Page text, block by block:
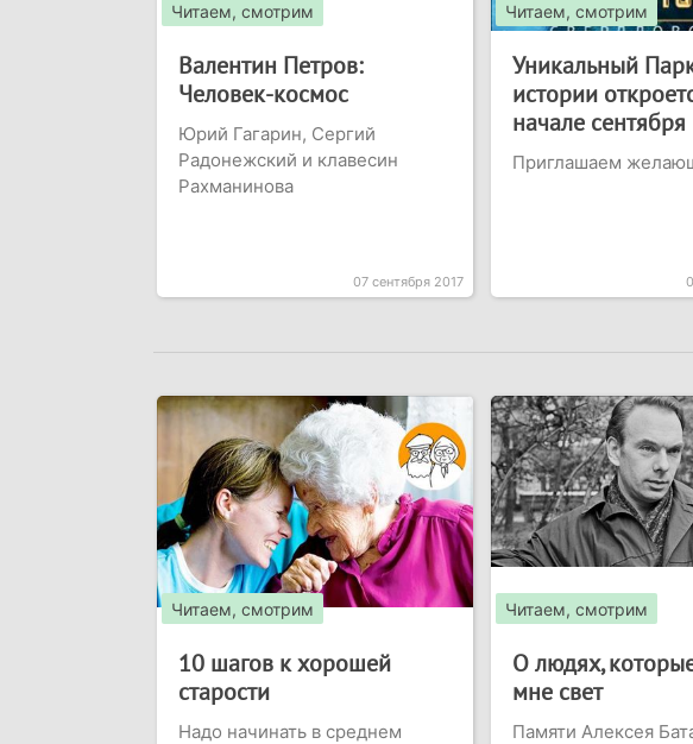
Читаем, смотрим
Валентин Петров:
Человек-космос
Юрий Гагарин, Сергий
Радонежский и клавесин
Рахманинова
07 сентября 2017
Читаем, смотрим
Уникальный
истории
начале сентября
Приглашаем
Читаем, смотрим
10 шагов к хорошей
старости
Надо начинать в среднем
Читаем, смотрим
О людях,
мне свет
Памяти Алексея